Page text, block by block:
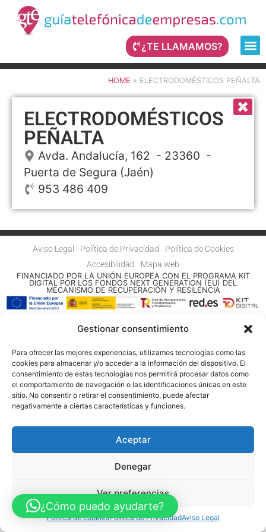
Gestionar consentimiento
Para ofrecer las mejores experiencias, utilizamos tecnologías como las
cookies para almacenar y/o acceder a la información del dispositivo. El
consentimiento de estas tecnologías nos permitirá procesar datos como
el comportamiento de navegación o las identificaciones únicas en este
sitio. No consentir o retirar el consentimiento, puede afectar
negativamente a ciertas características y funciones.
Aceptar
Denegar
Ver preferencias
Política de cookiesPolítica de PrivacidadAviso Legal
¿TE LLAMAMOS?
HOME » ELECTRODOMÉSTICOS PEÑALTA
ELECTRODOMÉSTICOS
PEÑALTA
Avda. Andalucía, 162 - 23360 -
Puerta de Segura (Jaén)
953 486 409
Aviso Legal Política de Privacidad
Política de Cookies
Accesibilidad
Mapa web
FINANCIADO POR LA UNIÓN EUROPEA CON EL PROGRAMA KIT
DIGITAL POR LOS FONDOS NEXT GENERATION (EU) DEL
MECANISMO DE RECUPERACIÓN Y RESILENCIA
¿Cómo puedo ayudarte?